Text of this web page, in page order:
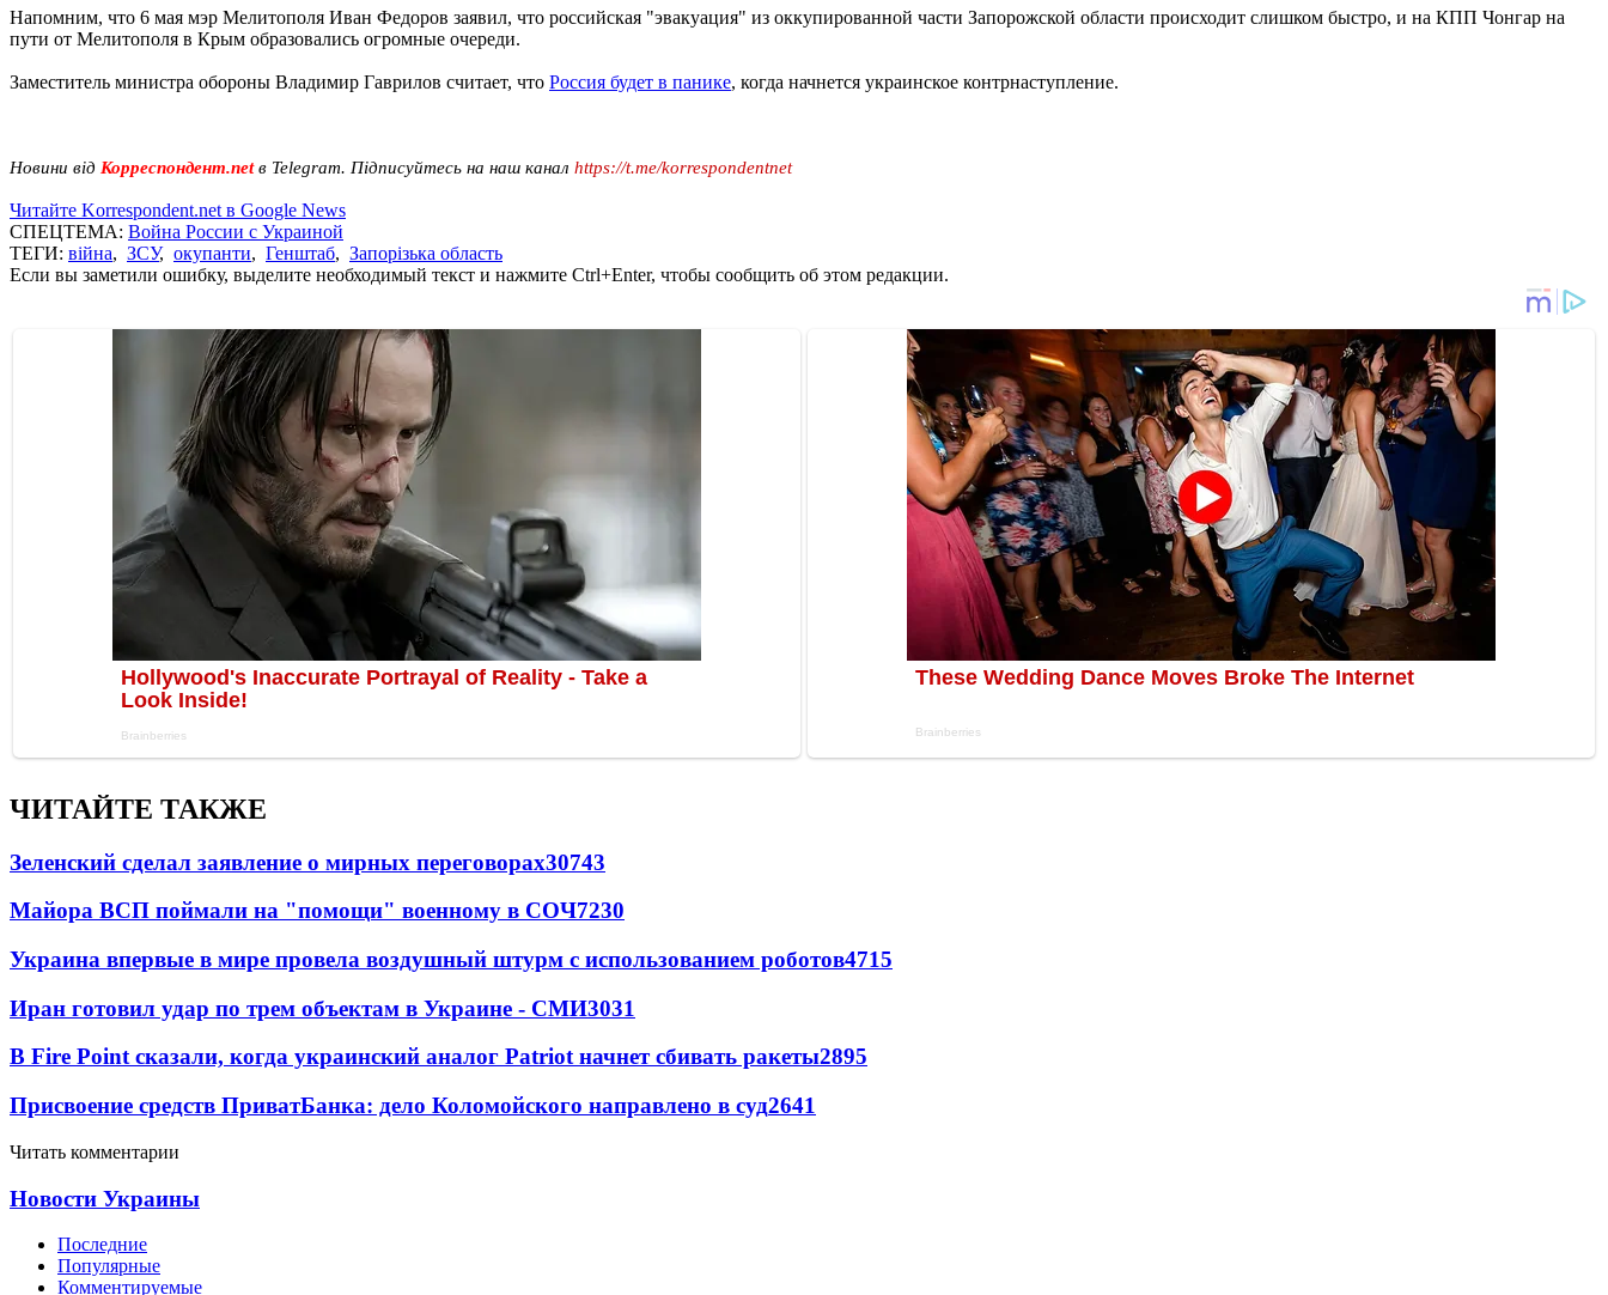
Напомним, что 6 мая мэр Мелитополя Иван Федоров заявил, что российская "эвакуация" из оккупированной части Запорожской области происходит слишком быстро, и на КПП Чонгар на
пути от Мелитополя в Крым образовались огромные очереди.
Заместитель министра обороны Владимир Гаврилов считает, что Россия будет в панике, когда начнется украинское контрнаступление.
Новини від Корреспондент.netв Telegram. Підписуйтесь на наш канал https://t.me/korrespondentnet
Читайте Korrespondent.net в Google News
СПЕЦТЕМА: Война России с Украиной
ТЕГИ: війна, ЗСУ, окупанти, Генштаб, Запорізька область
Если вы заметили ошибку, выделите необходимый текст и нажмите Ctrl+Enter, чтобы сообщить об этом редакции.
ЧИТАЙТЕ ТАКЖЕ
Зеленский сделал заявление о мирных переговорах30743
Майора ВСП поймали на "помощи" военному в СОЧ7230
Украина впервые в мире провела воздушный штурм с использованием роботов4715
Иран готовил удар по трем объектам в Украине - СМИ3031
В Fire Point сказали, когда украинский аналог Patriot начнет сбивать ракеты2895
Присвоение средств ПриватБанка: дело Коломойского направлено в суд2641
Читать комментарии
Новости Украины
Последние
Популярные
Комментируемые